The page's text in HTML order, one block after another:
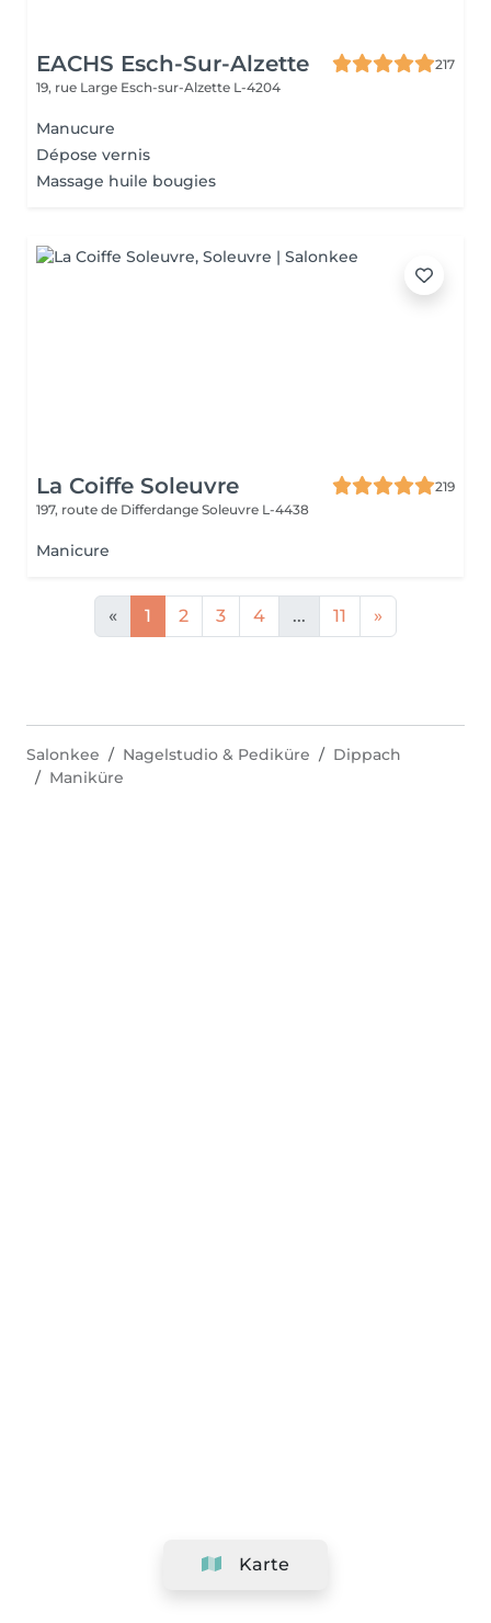
EACHS Esch-Sur-Alzette
217
19, rue Large Esch-sur-Alzette L-4204
Manucure
Dépose vernis
Massage huile bougies
La Coiffe Soleuvre
219
197, route de Differdange Soleuvre L-4438
Manicure
« 1 2 3 4 ... 11 »
Karte
Salonkee Nagelstudio & Pediküre
Dippach
Maniküre